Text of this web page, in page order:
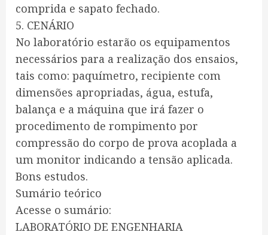
comprida e sapato fechado.
5. CENÁRIO
No laboratório estarão os equipamentos
necessários para a realização dos ensaios,
tais como: paquímetro, recipiente com
dimensões apropriadas, água, estufa,
balança e a máquina que irá fazer o
procedimento de rompimento por
compressão do corpo de prova acoplada a
um monitor indicando a tensão aplicada.
Bons estudos.
Sumário teórico
Acesse o sumário:
LABORATÓRIO DE ENGENHARIA